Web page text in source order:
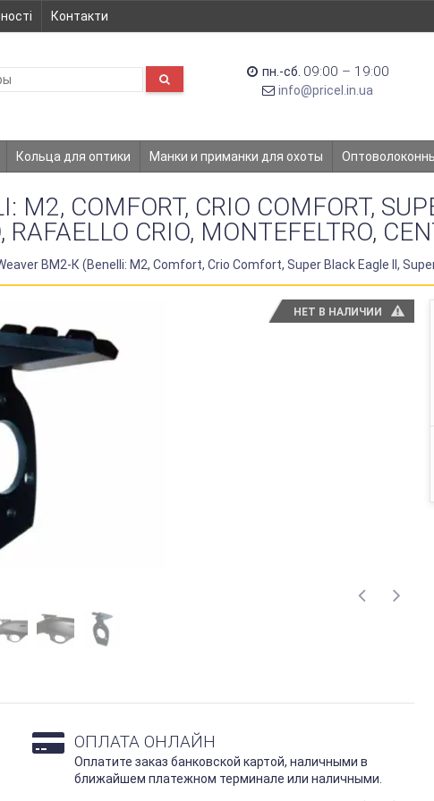
Контакти
пн.-сб. 09:00 – 19:00
info@pricel.in.ua
Кольца для оптики Манки и приманки для охоты
COMFORT, CRIO COMFORT,
RAFAELLO CRIO, MONTEFELTRO,
ВМ2-К (Benelli: M2, Comfort, Crio Comfort, Super Black Eagle II,
НЕТ В НАЛИЧИИ
ОПЛАТА ОНЛАЙН
Оплатите заказ банковской картой, наличными в
ближайшем платежном терминале или наличными.